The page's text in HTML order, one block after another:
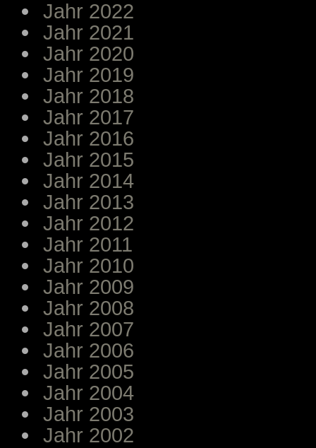
Jahr 2022
Jahr 2021
Jahr 2020
Jahr 2019
Jahr 2018
Jahr 2017
Jahr 2016
Jahr 2015
Jahr 2014
Jahr 2013
Jahr 2012
Jahr 2011
Jahr 2010
Jahr 2009
Jahr 2008
Jahr 2007
Jahr 2006
Jahr 2005
Jahr 2004
Jahr 2003
Jahr 2002